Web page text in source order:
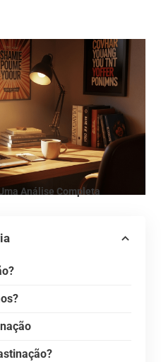
Análise Completa